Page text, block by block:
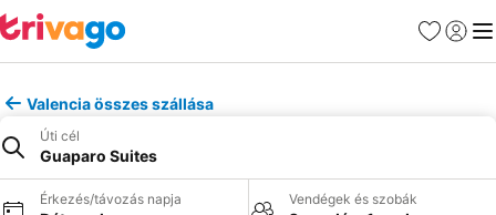
Kedvencek
Valencia összes szállása
Úti cél
Guaparo Suites
Érkezés/távozás napja Vendégek és szobák